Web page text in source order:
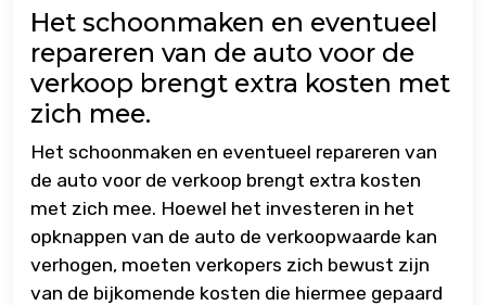
Het schoonmaken en eventueel
repareren van de auto voor de
verkoop brengt extra kosten met
zich mee.
Het schoonmaken en eventueel repareren van
de auto voor de verkoop brengt extra kosten
met zich mee. Hoewel het investeren in het
opknappen van de auto de verkoopwaarde kan
verhogen, moeten verkopers zich bewust zijn
van de bijkomende kosten die hiermee gepaard